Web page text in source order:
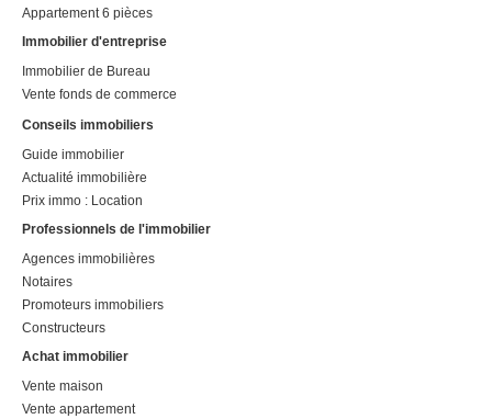
Appartement 6 pièces
Immobilier d'entreprise
Immobilier de Bureau
Vente fonds de commerce
Conseils immobiliers
Guide immobilier
Actualité immobilière
Prix immo : Location
Professionnels de l'immobilier
Agences immobilières
Notaires
Promoteurs immobiliers
Constructeurs
Achat immobilier
Vente maison
Vente appartement